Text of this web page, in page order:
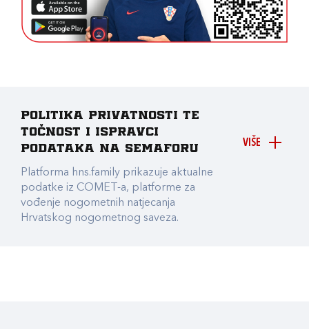
VIŠE
Politika privatnosti te
točnost i ispravci
podataka na Semaforu
Platforma hns.family prikazuje aktualne
podatke iz COMET-a, platforme za
vođenje nogometnih natjecanja
Hrvatskog nogometnog saveza.